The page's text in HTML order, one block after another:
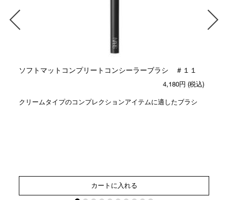
ソフトマットコンプリートコンシーラーブラシ ＃１１
4,180円 (税込)
クリームタイプのコンプレクションアイテムに適したブラシ
カートに入れる